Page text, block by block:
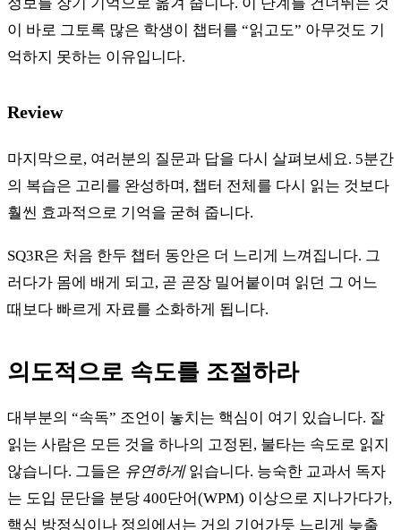
이 바로 그토록 많은 학생이 챕터를 “읽고도” 아무것도 기
억하지 못하는 이유입니다.
Review
마지막으로, 여러분의 질문과 답을 다시 살펴보세요. 5분간
의 복습은 고리를 완성하며, 챕터 전체를 다시 읽는 것보다
훨씬 효과적으로 기억을 굳혀 줍니다.
SQ3R은 처음 한두 챕터 동안은 더 느리게 느껴집니다. 그
러다가 몸에 배게 되고, 곧 곧장 밀어붙이며 읽던 그 어느
때보다 빠르게 자료를 소화하게 됩니다.
의도적으로 속도를 조절하라
대부분의 “속독” 조언이 놓치는 핵심이 여기 있습니다. 잘
읽는 사람은 모든 것을 하나의 고정된, 불타는 속도로 읽지
않습니다. 그들은 유연하게읽습니다. 능숙한 교과서 독자
는 도입 문단을 분당 400단어(WPM) 이상으로 지나가다가,
핵심 방정식이나 정의에서는 거의 기어가듯 느리게 늦출